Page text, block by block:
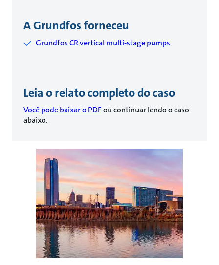
A Grundfos forneceu
Grundfos CR vertical multi-stage pumps
Leia o relato completo do caso
Você pode baixar o PDFou continuar lendo o caso
abaixo.